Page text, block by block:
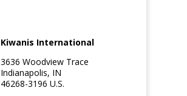
Kiwanis International
3636 Woodview Trace
Indianapolis, IN
46268-3196 U.S.